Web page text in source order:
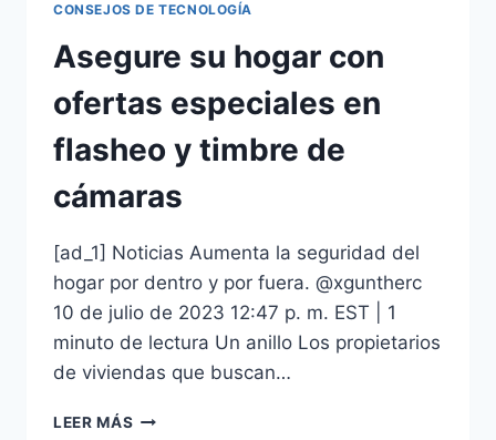
CONSEJOS DE TECNOLOGÍA
Asegure su hogar con
ofertas especiales en
flasheo y timbre de
cámaras
[ad_1] Noticias Aumenta la seguridad del
hogar por dentro y por fuera. @xguntherc
10 de julio de 2023 12:47 p. m. EST | 1
minuto de lectura Un anillo Los propietarios
de viviendas que buscan…
LEER MÁS